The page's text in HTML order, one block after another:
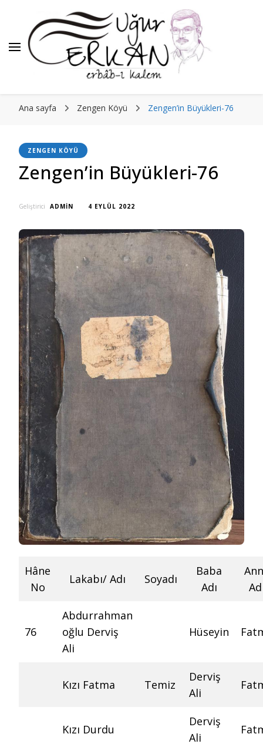
Ana sayfa Zengen Köyü Zengen’in Büyükleri-76
ZENGEN KÖYÜ
Zengen’in Büyükleri-76
Geliştirici ADMIN 4 EYLÜL 2022
Hâne
No
Lakabı/ Adı Soyadı
Baba
Adı
76
Abdurrahman
oğlu Derviş
Ali
Hüseyin
Kızı Fatma Temiz
Derviş
Ali
Kızı Durdu
Derviş
Ali